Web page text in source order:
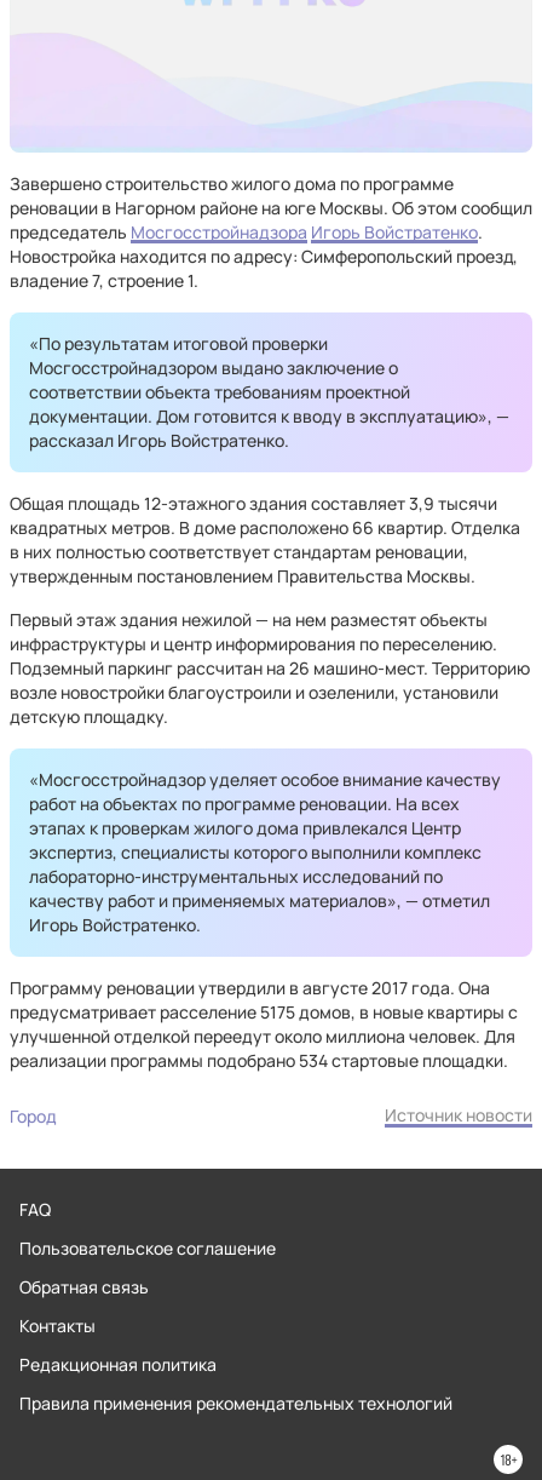
Завершено строительство жилого дома по программе
реновации в Нагорном районе на юге Москвы. Об этом сообщил
председатель Мосгосстройнадзора Игорь Войстратенко.
Новостройка находится по адресу: Симферопольский проезд,
владение 7, строение 1.
«По результатам итоговой проверки
Мосгосстройнадзором выдано заключение о
соответствии объекта требованиям проектной
документации. Дом готовится к вводу в эксплуатацию», —
рассказал Игорь Войстратенко.
Общая площадь 12-этажного здания составляет 3,9 тысячи
квадратных метров. В доме расположено 66 квартир. Отделка
в них полностью соответствует стандартам реновации,
утвержденным постановлением Правительства Москвы.
Первый этаж здания нежилой — на нем разместят объекты
инфраструктуры и центр информирования по переселению.
Подземный паркинг рассчитан на 26 машино-мест. Территорию
возле новостройки благоустроили и озеленили, установили
детскую площадку.
«Мосгосстройнадзор уделяет особое внимание качеству
работ на объектах по программе реновации. На всех
этапах к проверкам жилого дома привлекался Центр
экспертиз, специалисты которого выполнили комплекс
лабораторно-инструментальных исследований по
качеству работ и применяемых материалов», — отметил
Игорь Войстратенко.
Программу реновации утвердили в августе 2017 года. Она
предусматривает расселение 5175 домов, в новые квартиры с
улучшенной отделкой переедут около миллиона человек. Для
реализации программы подобрано 534 стартовые площадки.
Город Источник новости
FAQ
Пользовательское соглашение
Обратная связь
Контакты
Редакционная политика
Правила применения рекомендательных технологий